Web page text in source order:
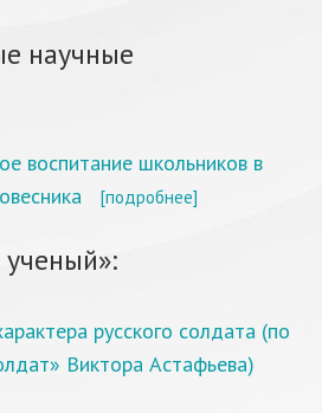
научные
воспитание школьников в
[подробнее]
русского солдата (по
Виктора Астафьева)